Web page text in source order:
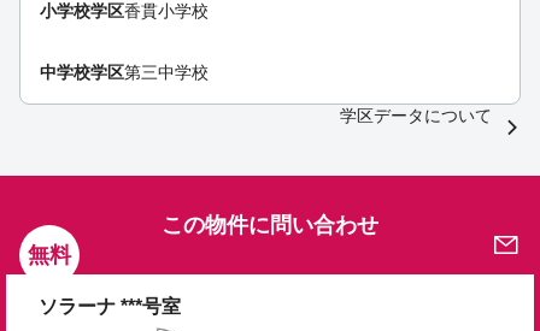
小学校学区香貫小学校
中学校学区第三中学校
学区データについて
無料
この物件に問い合わせ
ソラーナ ***号室